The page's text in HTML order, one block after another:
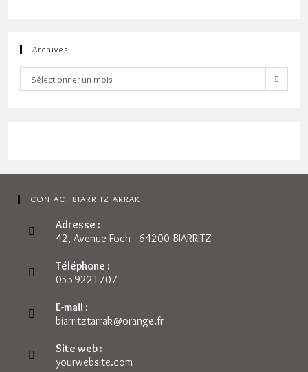
Archives
Archives
Sélectionner un mois
CONTACT BIARRITZTARRAK
Adresse :
42, Avenue Foch - 64200 BIARRITZ
Téléphone :
0559221707
E-mail :
biarritztarrak@orange.frS’ouvre
Site web :
yourwebsite.com